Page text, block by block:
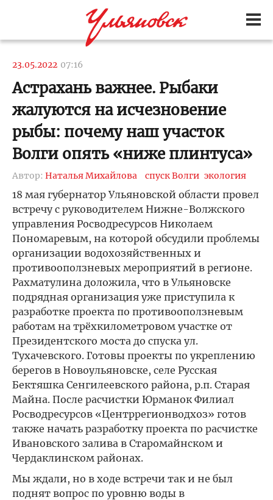
23.05.2022 07:16
Астрахань важнее. Рыбаки
жалуются на исчезновение
рыбы: почему наш участок
Волги опять «ниже плинтуса»
Автор: Наталья Михайлова спуск Волги экология
18 мая губернатор Ульяновской области провел
встречу с руководителем Нижне-Волжского
управления Росводресурсов Николаем
Пономаревым, на которой обсудили проблемы
организации водохозяйственных и
противооползневых мероприятий в регионе.
Рахматулина доложила, что в Ульяновске
подрядная организация уже приступила к
разработке проекта по противооползневым
работам на трёхкилометровом участке от
Президентского моста до спуска ул.
Тухачевского. Готовы проекты по укреплению
берегов в Новоульяновске, селе Русская
Бектяшка Сенгилеевского района, р.п. Старая
Майна. После расчистки Юрманок Филиал
Росводресурсов «Центррегионводхоз» готов
также начать разработку проекта по расчистке
Ивановского залива в Старомайнском и
Чердаклинском районах.
Мы ждали, но в ходе встречи так и не был
поднят вопрос по уровню воды в